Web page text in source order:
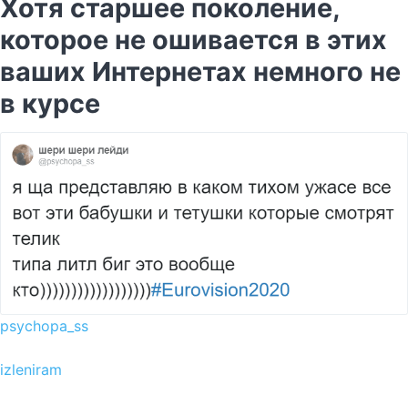
Хотя старшее поколение,
которое не ошивается в этих
ваших Интернетах немного не
в курсе
psychopa_ss
izleniram